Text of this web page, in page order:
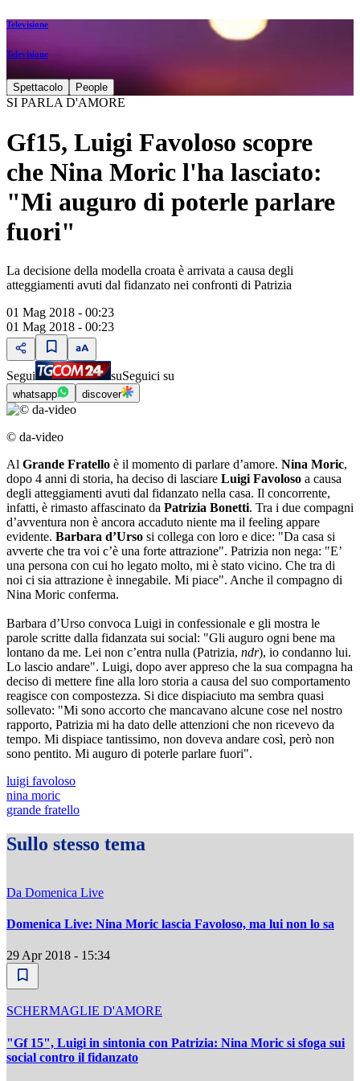
Televisione
Televisione
Spettacolo People
SI PARLA D'AMORE
Gf15, Luigi Favoloso scopre
che Nina Moric l'ha lasciato:
"Mi auguro di poterle parlare
fuori"
La decisione della modella croata è arrivata a causa degli
atteggiamenti avuti dal fidanzato nei confronti di Patrizia
01 Mag 2018 - 00:23
01 Mag 2018 - 00:23
Segui suSeguici su
whatsapp discover
© da-video
Al Grande Fratello è il momento di parlare d’amore. Nina Moric,
dopo 4 anni di storia, ha deciso di lasciare Luigi Favoloso a causa
degli atteggiamenti avuti dal fidanzato nella casa. Il concorrente,
infatti, è rimasto affascinato da Patrizia Bonetti. Tra i due compagni
d’avventura non è ancora accaduto niente ma il feeling appare
evidente. Barbara d’Urso si collega con loro e dice: "Da casa si
avverte che tra voi c’è una forte attrazione". Patrizia non nega: "E’
una persona con cui ho legato molto, mi è stato vicino. Che tra di
noi ci sia attrazione è innegabile. Mi piace". Anche il compagno di
Nina Moric conferma.
Barbara d’Urso convoca Luigi in confessionale e gli mostra le
parole scritte dalla fidanzata sui social: "Gli auguro ogni bene ma
lontano da me. Lei non c’entra nulla (Patrizia, ndr), io condanno lui.
Lo lascio andare". Luigi, dopo aver appreso che la sua compagna ha
deciso di mettere fine alla loro storia a causa del suo comportamento
reagisce con compostezza. Si dice dispiaciuto ma sembra quasi
sollevato: "Mi sono accorto che mancavano alcune cose nel nostro
rapporto, Patrizia mi ha dato delle attenzioni che non ricevevo da
tempo. Mi dispiace tantissimo, non doveva andare così, però non
sono pentito. Mi auguro di poterle parlare fuori".
luigi favoloso
nina moric
grande fratello
Sullo stesso tema
Da Domenica Live
Domenica Live: Nina Moric lascia Favoloso, ma lui non lo sa
29 Apr 2018 - 15:34
SCHERMAGLIE D'AMORE
"Gf 15", Luigi in sintonia con Patrizia: Nina Moric si sfoga sui
social contro il fidanzato